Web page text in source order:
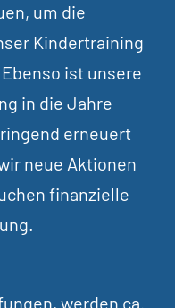
um die
Kindertraining
ist unsere
in die Jahre
erneuert
neue Aktionen
finanzielle
werden ca.